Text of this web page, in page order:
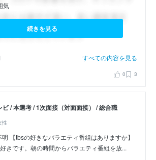
気
続きを見る
すべての内容を見る
0 3
ビ / 本選考 / 1次面接（対面面接） / 総合職
性
明 【tbsの好きなバラエティ番組はありますか】
きです。朝の時間からバラエティ番組を放...